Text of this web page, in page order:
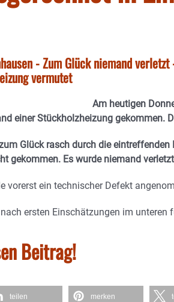
- Zum Glück niemand
vermutet
Am heutigen
einer Stückholzheizung gekommen.
Glück rasch durch die
gekommen. Es wurde niemand
vorerst ein technischer Defekt
ersten Einschätzungen im unteren
Beitrag!
teilen merken